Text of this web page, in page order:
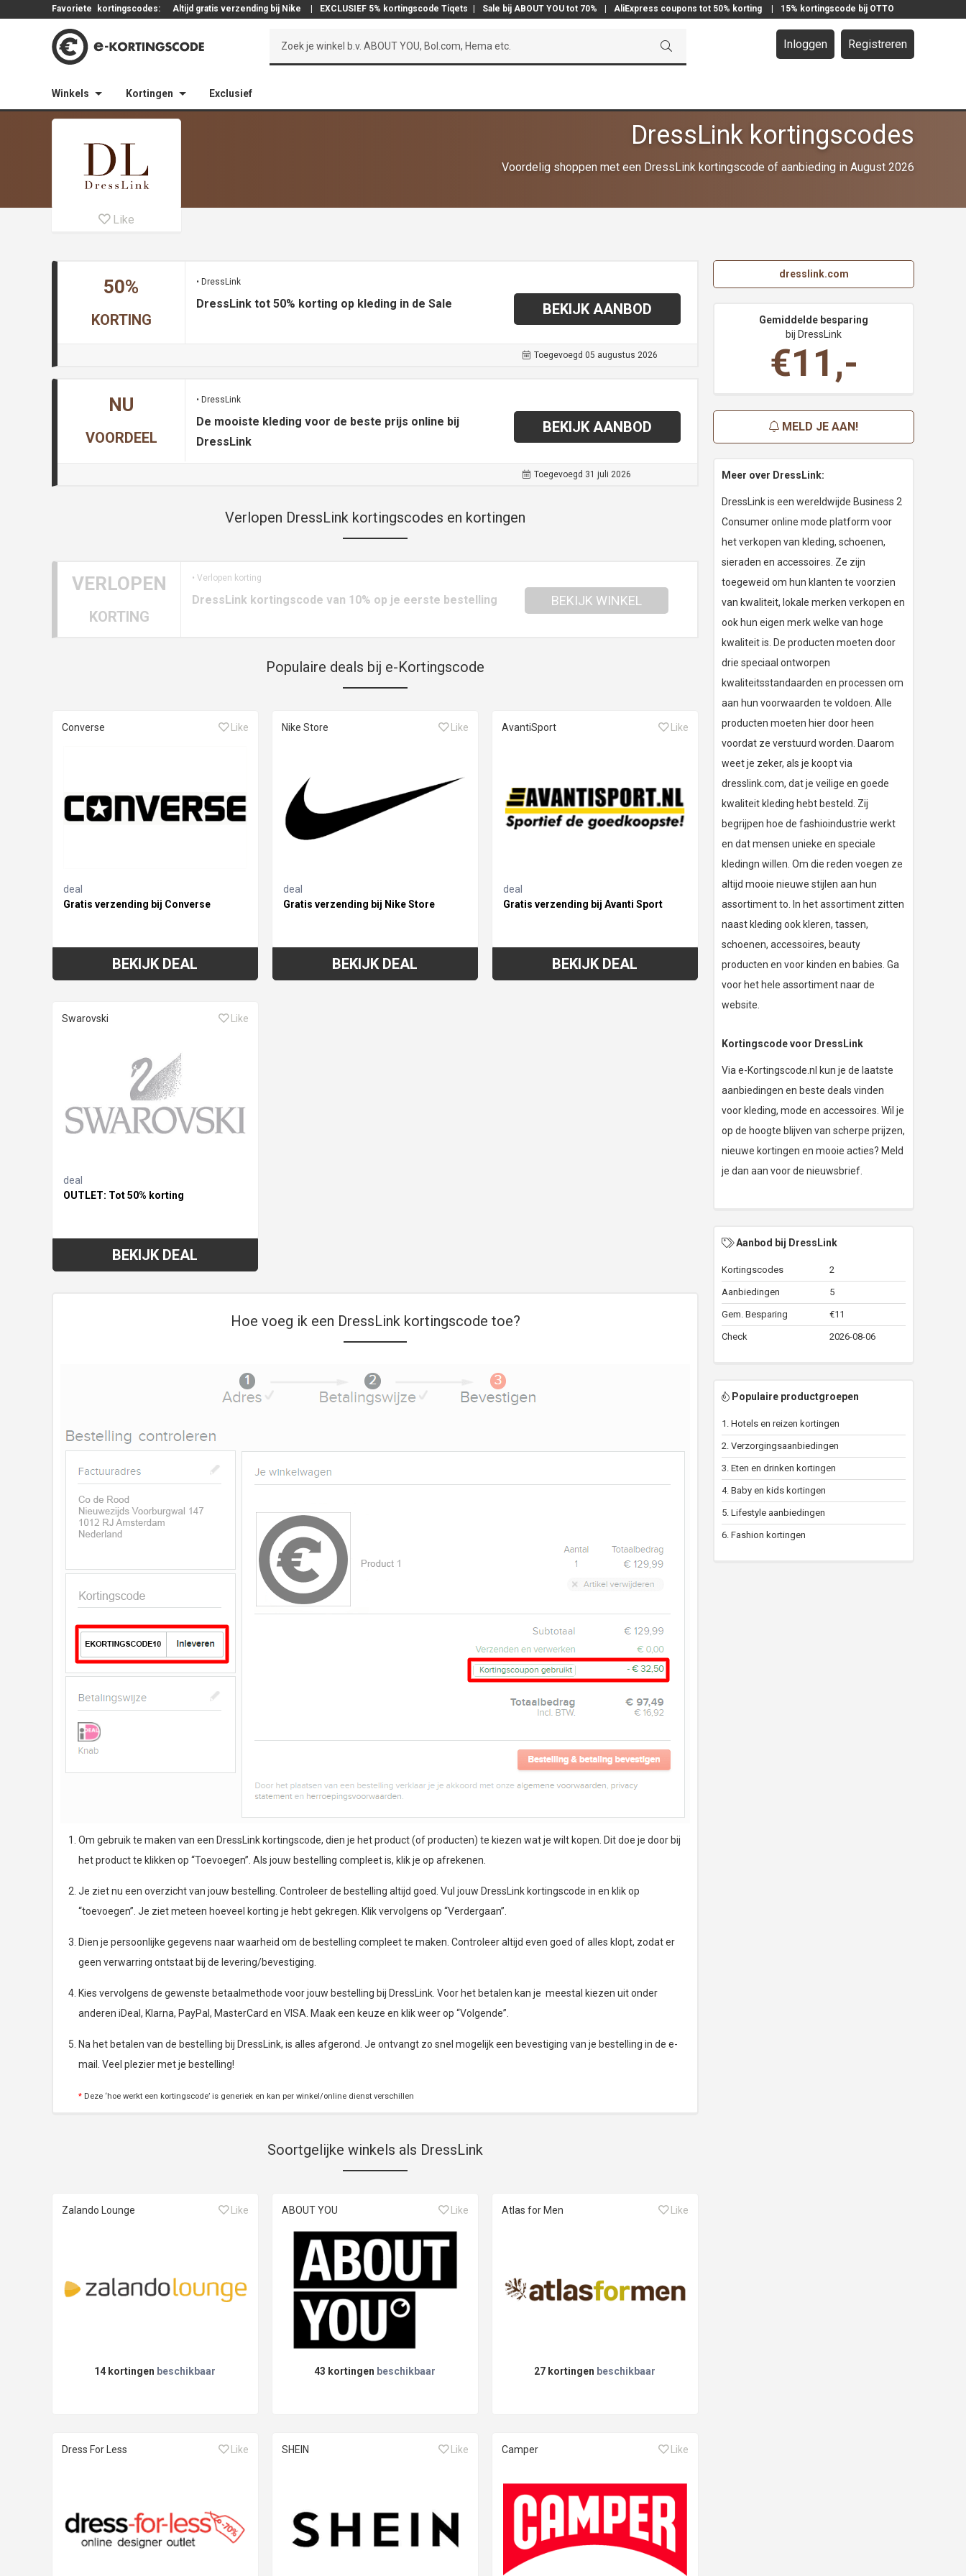
Favoriete kortingscodes: Altijd gratis verzending bij Nike EXCLUSIEF 5% kortingscode Tiqets Sale bij ABOUT YOU tot 70% AliExpress coupons tot 50% korting 15% kortingscode bij OTTO
Inloggen Registreren
Winkels Kortingen Exclusief
DressLink kortingscodes
Voordelig shoppen met een DressLink kortingscode of aanbieding in August 2026
Like
50%
KORTING
• DressLink
DressLink tot 50% korting op kleding in de Sale BEKIJK AANBOD
Toegevoegd 05 augustus 2026
NU
VOORDEEL
• DressLink
De mooiste kleding voor de beste prijs online bij
DressLink
BEKIJK AANBOD
Toegevoegd 31 juli 2026
Verlopen DressLink kortingscodes en kortingen
VERLOPEN
KORTING
• Verlopen korting
DressLink kortingscode van 10% op je eerste bestelling BEKIJK WINKEL
Populaire deals bij e-Kortingscode
Converse Like
deal
Gratis verzending bij Converse
BEKIJK DEAL
Nike Store Like
deal
Gratis verzending bij Nike Store
BEKIJK DEAL
AvantiSport Like
deal
Gratis verzending bij Avanti Sport
BEKIJK DEAL
Swarovski Like
deal
OUTLET: Tot 50% korting
BEKIJK DEAL
Hoe voeg ik een DressLink kortingscode toe?
Om gebruik te maken van een DressLink kortingscode, dien je het product (of producten) te kiezen wat je wilt kopen. Dit doe je door bij
het product te klikken op “Toevoegen”. Als jouw bestelling compleet is, klik je op afrekenen.
Je ziet nu een overzicht van jouw bestelling. Controleer de bestelling altijd goed. Vul jouw DressLink kortingscode in en klik op
“toevoegen”. Je ziet meteen hoeveel korting je hebt gekregen. Klik vervolgens op “Verdergaan”.
Dien je persoonlijke gegevens naar waarheid om de bestelling compleet te maken. Controleer altijd even goed of alles klopt, zodat er
geen verwarring ontstaat bij de levering/bevestiging.
Kies vervolgens de gewenste betaalmethode voor jouw bestelling bij DressLink. Voor het betalen kan je meestal kiezen uit onder
anderen iDeal, Klarna, PayPal, MasterCard en VISA. Maak een keuze en klik weer op “Volgende”.
Na het betalen van de bestelling bij DressLink, is alles afgerond. Je ontvangt zo snel mogelijk een bevestiging van je bestelling in de e-
mail. Veel plezier met je bestelling!
* Deze ‘hoe werkt een kortingscode’ is generiek en kan per winkel/online dienst verschillen
Soortgelijke winkels als DressLink
Zalando Lounge Like
14 kortingen beschikbaar
ABOUT YOU Like
43 kortingen beschikbaar
Atlas for Men Like
27 kortingen beschikbaar
Dress For Less Like SHEIN Like Camper Like
dresslink.com
Gemiddelde besparing
bij DressLink
€11,-
MELD JE AAN!
Meer over DressLink:
DressLink is een wereldwijde Business 2
Consumer online mode platform voor
het verkopen van kleding, schoenen,
sieraden en accessoires. Ze zijn
toegeweid om hun klanten te voorzien
van kwaliteit, lokale merken verkopen en
ook hun eigen merk welke van hoge
kwaliteit is. De producten moeten door
drie speciaal ontworpen
kwaliteitsstandaarden en processen om
aan hun voorwaarden te voldoen. Alle
producten moeten hier door heen
voordat ze verstuurd worden. Daarom
weet je zeker, als je koopt via
dresslink.com, dat je veilige en goede
kwaliteit kleding hebt besteld. Zij
begrijpen hoe de fashioindustrie werkt
en dat mensen unieke en speciale
kledingn willen. Om die reden voegen ze
altijd mooie nieuwe stijlen aan hun
assortiment to. In het assortiment zitten
naast kleding ook kleren, tassen,
schoenen, accessoires, beauty
producten en voor kinden en babies. Ga
voor het hele assortiment naar de
website.
Kortingscode voor DressLink
Via e-Kortingscode.nl kun je de laatste
aanbiedingen en beste deals vinden
voor kleding, mode en accessoires. Wil je
op de hoogte blijven van scherpe prijzen,
nieuwe kortingen en mooie acties? Meld
je dan aan voor de nieuwsbrief.
Aanbod bij DressLink
Kortingscodes 2
Aanbiedingen 5
Gem. Besparing €11
Check 2026-08-06
Populaire productgroepen
1. Hotels en reizen kortingen
2. Verzorgingsaanbiedingen
3. Eten en drinken kortingen
4. Baby en kids kortingen
5. Lifestyle aanbiedingen
6. Fashion kortingen